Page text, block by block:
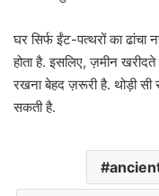
घर सिर्फ ईंट-पत्थरों का ढांचा
होता है. इसलिए, ज़मीन
रखना बेहद ज़रूरी है. थोड़ी सी
सकती है.